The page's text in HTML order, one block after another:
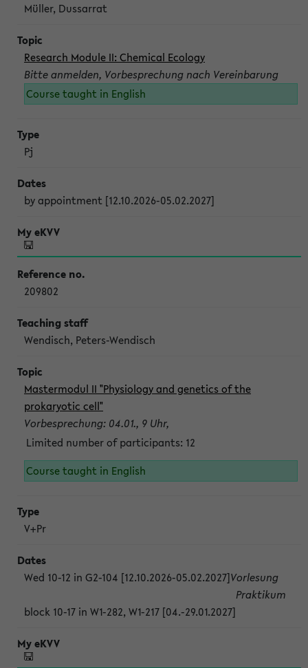
Müller, Dussarrat
Research Module II: Chemical Ecology
Bitte anmelden, Vorbesprechung nach Vereinbarung
Course taught in English
Pj
by appointment [12.10.2026-05.02.2027]
209802
Wendisch, Peters-Wendisch
Mastermodul II "Physiology and genetics of the
prokaryotic cell"
Vorbesprechung: 04.01., 9 Uhr,
Limited number of participants: 12
Course taught in English
V+Pr
Wed 10-12 in G2-104 [12.10.2026-05.02.2027]Vorlesung
block 10-17 in W1-282, W1-217 [04.-29.01.2027]
Praktikum